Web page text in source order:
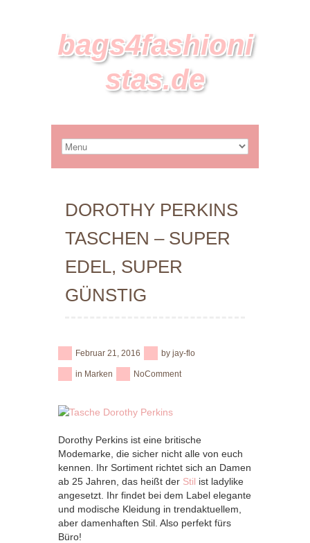
bags4fashioni
stas.de
DOROTHY PERKINS
TASCHEN – SUPER
EDEL, SUPER
GÜNSTIG
Februar 21, 2016 by jay-flo
in Marken NoComment
Dorothy Perkins ist eine britische
Modemarke, die sicher nicht alle von euch
kennen. Ihr Sortiment richtet sich an Damen
ab 25 Jahren, das heißt der Stil ist ladylike
angesetzt. Ihr findet bei dem Label elegante
und modische Kleidung in trendaktuellem,
aber damenhaften Stil. Also perfekt fürs
Büro!